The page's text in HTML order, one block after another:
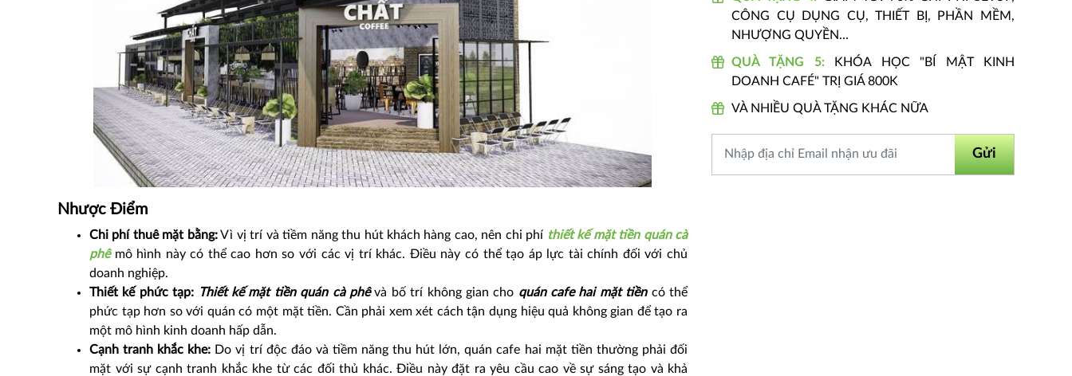
Nhược Điểm
Chi phí thuê mặt bằng:Vì vị trí và tiềm năng thu hút khách hàng cao, nên chi phí thiết kế mặt tiền quán cà
phêmô hình này có thể cao hơn so với các vị trí khác. Điều này có thể tạo áp lực tài chính đối với chủ
doanh nghiệp.
Thiết kế phức tạp: Thiết kế mặt tiền quán cà phêvà bố trí không gian cho quán cafe hai mặt tiền có thể
phức tạp hơn so với quán có một mặt tiền. Cần phải xem xét cách tận dụng hiệu quả không gian để tạo ra
một mô hình kinh doanh hấp dẫn.
Cạnh tranh khắc khe: Do vị trí độc đáo và tiềm năng thu hút lớn, quán cafe hai mặt tiền thường phải đối
mặt với sự cạnh tranh khắc khe từ các đối thủ khác. Điều này đặt ra yêu cầu cao về sự sáng tạo và khả
CÔNG CỤ DỤNG CỤ, THIẾT BỊ, PHẦN MỀM,
NHƯỢNG QUYỀN...
QUÀ TẶNG 5:
KHÓA HỌC "BÍ MẬT KINH
DOANH CAFÉ" TRỊ GIÁ 800K
VÀ NHIỀU QUÀ TẶNG KHÁC NỮA
Gửi